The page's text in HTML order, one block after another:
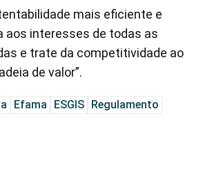
mais eficiente e
aos interesses de todas as
e trate da competitividade ao
de valor”.
Efama ESGIS
Regulamento